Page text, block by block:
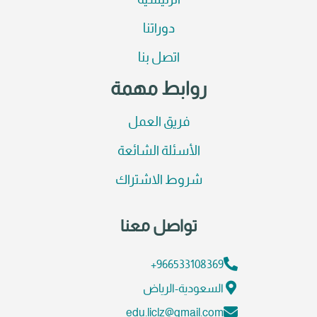
دوراتنا
اتصل بنا
روابط مهمة
فريق العمل
الأسئلة الشائعة
شروط الاشتراك
تواصل معنا
966533108369+
السعودية-الرياض
edu.liclz@gmail.com